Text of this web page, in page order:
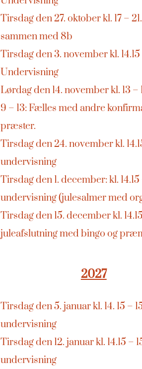
Tirsdag den 27. oktober kl. 17 –
sammen med 8b
Tirsdag den 3. november kl. 14.15
Undervisning
Lørdag den 14. november kl. 13 –
9 – 13: Fælles med andre
præster.
Tirsdag den 24. november kl.
undervisning
Tirsdag den 1. december: kl. 14.15
undervisning (julesalmer med
Tirsdag den 15. december kl. 14.15
juleafslutning med bingo og
2027
Tirsdag den 5. januar kl. 14. 15 –
undervisning
Tirsdag den 12. januar kl. 14.15 –
undervisning